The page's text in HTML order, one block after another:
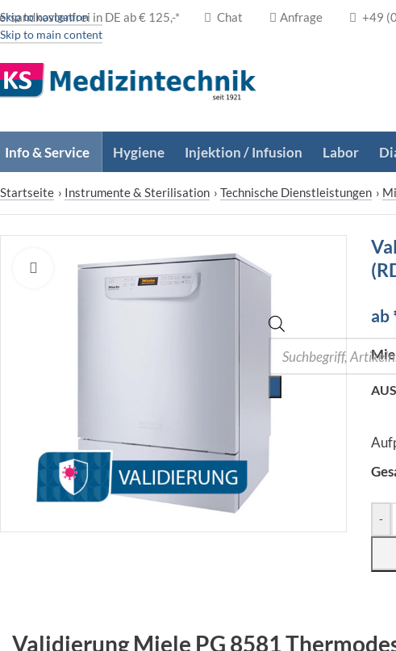
Skip to navigation
Skip to main content
in DE ab € 125,-* Chat Anfrage +49
Info & Service Hygiene Injektion / Infusion Labor
Startseite › Instrumente & Sterilisation › Technische Dienstleistungen ›
Zum Vergrößern klicken
ab
-
Validierung Miele PG 8581